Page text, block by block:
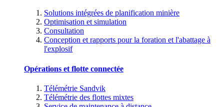
Solutions intégrées de planification minière
Optimisation et simulation
Consultation
Conception et rapports pour la foration et l'abattage à
l'explosif
Opérations et flotte connectée
Télémétrie Sandvik
Télémétrie des flottes mixtes